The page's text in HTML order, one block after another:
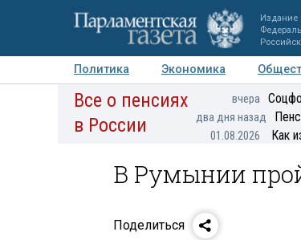
Издание
Политика Экономика
Авторы Персоны Мнения
Все о пенсиях
в России
вчера
два дня назад
01.08.2026 Как
В Румынии
Поделиться